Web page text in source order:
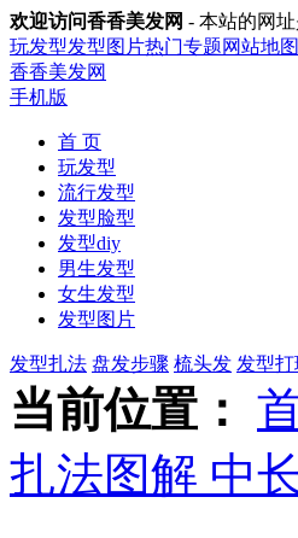
欢迎访问香香美发网 - 本站的网
玩发型发型图片热门专题网站地图
香香美发网
手机版
首 页
玩发型
流行发型
发型脸型
发型diy
男生发型
女生发型
发型图片
发型扎法 盘发步骤 梳头发 发型打
当前位置：
扎法图解 中